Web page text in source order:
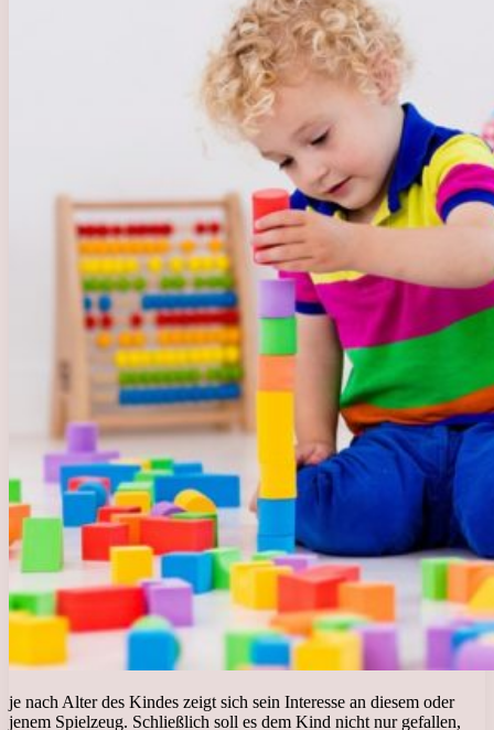
je nach Alter des Kindes zeigt sich sein Interesse an diesem oder
jenem Spielzeug. Schließlich soll es dem Kind nicht nur gefallen,